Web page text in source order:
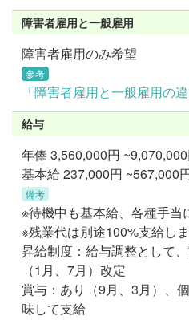
障害者雇用と一般雇用
障害者雇用のみ希望
参考
「障害者雇用と一般雇用の違
給与
年俸 3,560,000円
基本給 237,000円 ~567,000
備考
※待機中も基本給、各種手当
※残業代は別途100%支給し
昇給制度：給与調整として
（1月、7月）改定
賞与：あり（9月、3月）、
味して支給